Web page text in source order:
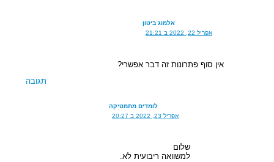
אלמוג ביטון
אפריל 22, 2022 ב 21:21
אין סוף פתרונות זה דבר אפשרי?
תגובה
לומדים מתמטיקה
אפריל 23, 2022 ב 20:27
שלום
למשוואה ריבועית לא.